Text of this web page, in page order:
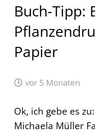
Buch-Tipp:
Papier
vor 5 Monaten
Ok, ich gebe es
Michaela Müller